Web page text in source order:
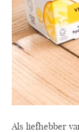
Als liefhebber